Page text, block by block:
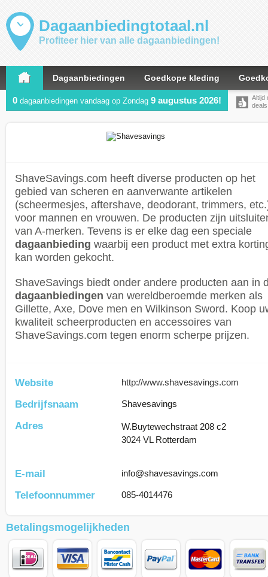
Dagaanbiedingtotaal.nl
Profiteer hier van alle dagaanbiedingen!
Dagaanbiedingen Goedkope kleding
0 dagaanbiedingen vandaag op Zondag 9 augustus 2026!
Altijd
deals
ShaveSavings.com heeft diverse producten op het
gebied van scheren en aanverwante artikelen
(scheermesjes, aftershave, deodorant, trimmers,
voor mannen en vrouwen. De producten zijn
van A-merken. Tevens is er elke dag een speciale
dagaanbieding waarbij een product met extra
kan worden gekocht.
ShaveSavings biedt onder andere producten aan in
dagaanbiedingen van wereldberoemde merken als
Gillette, Axe, Dove men en Wilkinson Sword. Koop
kwaliteit scheerproducten en accessoires van
ShaveSavings.com tegen enorm scherpe prijzen.
Website http://www.shavesavings.com
Bedrijfsnaam Shavesavings
Adres
W.Buytewechstraat 208 c2
3024 VL Rotterdam
E-mail info@shavesavings.com
Telefoonnummer 085-4014476
Betalingsmogelijkheden